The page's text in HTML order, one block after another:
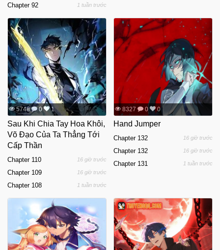
Chapter 92 1 tuần trước
5748 0 1
Sau Khi Chia Tay Hoa Khôi,
Võ Đạo Của Ta Thẳng Tới
Cấp Thần
Chapter 110 16 giờ trước
Chapter 109 16 giờ trước
Chapter 108 1 tuần trước
8327 0 0
Hand Jumper
Chapter 132 16 giờ trước
Chapter 132 16 giờ trước
Chapter 131 1 tuần trước